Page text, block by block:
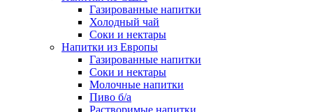
Газированные напитки
Холодный чай
Соки и нектары
Напитки из Европы
Газированные напитки
Соки и нектары
Молочные напитки
Пиво б/а
Растворимые напитки